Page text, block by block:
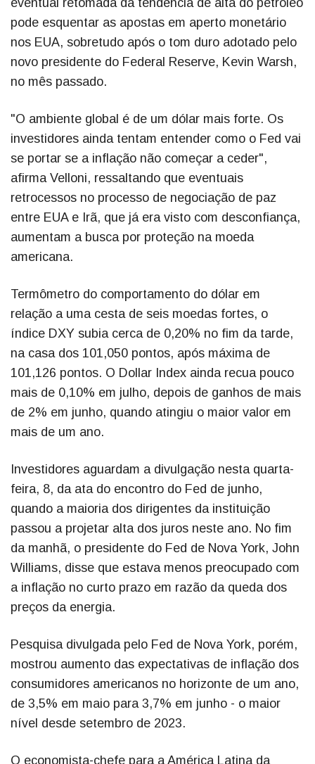
eventual retomada da tendência de alta do petróleo
pode esquentar as apostas em aperto monetário
nos EUA, sobretudo após o tom duro adotado pelo
novo presidente do Federal Reserve, Kevin Warsh,
no mês passado.
"O ambiente global é de um dólar mais forte. Os
investidores ainda tentam entender como o Fed vai
se portar se a inflação não começar a ceder",
afirma Velloni, ressaltando que eventuais
retrocessos no processo de negociação de paz
entre EUA e Irã, que já era visto com desconfiança,
aumentam a busca por proteção na moeda
americana.
Termômetro do comportamento do dólar em
relação a uma cesta de seis moedas fortes, o
índice DXY subia cerca de 0,20% no fim da tarde,
na casa dos 101,050 pontos, após máxima de
101,126 pontos. O Dollar Index ainda recua pouco
mais de 0,10% em julho, depois de ganhos de mais
de 2% em junho, quando atingiu o maior valor em
mais de um ano.
Investidores aguardam a divulgação nesta quarta-
feira, 8, da ata do encontro do Fed de junho,
quando a maioria dos dirigentes da instituição
passou a projetar alta dos juros neste ano. No fim
da manhã, o presidente do Fed de Nova York, John
Williams, disse que estava menos preocupado com
a inflação no curto prazo em razão da queda dos
preços da energia.
Pesquisa divulgada pelo Fed de Nova York, porém,
mostrou aumento das expectativas de inflação dos
consumidores americanos no horizonte de um ano,
de 3,5% em maio para 3,7% em junho - o maior
nível desde setembro de 2023.
O economista-chefe para a América Latina da